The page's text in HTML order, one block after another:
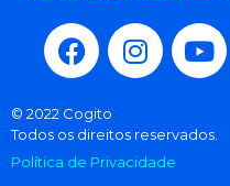
© 2022 Cogito
Todos os direitos reservados.
Política de Privacidade